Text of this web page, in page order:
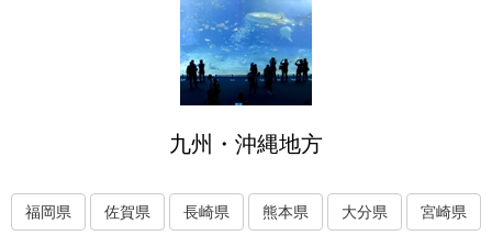
九州・沖縄地方
福岡県 佐賀県 長崎県 熊本県 大分県 宮崎県